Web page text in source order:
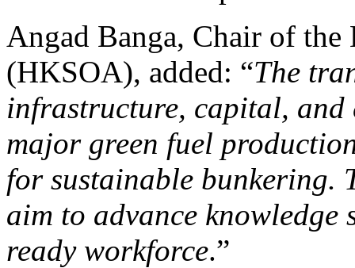
Angad Banga, Chair of
(HKSOA), added: “The
infrastructure, capital, and
major green fuel
for sustainable bunkering.
aim to advance
ready workforce.”